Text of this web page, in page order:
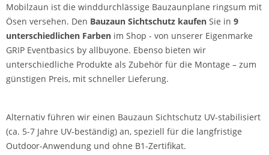
Mobilzaun ist die winddurchlässige Bauzaunplane ringsum mit
Ösen versehen. Den Bauzaun Sichtschutz kaufen Sie in 9
unterschiedlichen Farben im Shop - von unserer Eigenmarke
GRIP Eventbasics by allbuyone. Ebenso bieten wir
unterschiedliche Produkte als Zubehör für die Montage – zum
günstigen Preis, mit schneller Lieferung.
Alternativ führen wir einen Bauzaun Sichtschutz UV-stabilisiert
(ca. 5-7 Jahre UV-beständig) an, speziell für die langfristige
Outdoor-Anwendung und ohne B1-Zertifikat.